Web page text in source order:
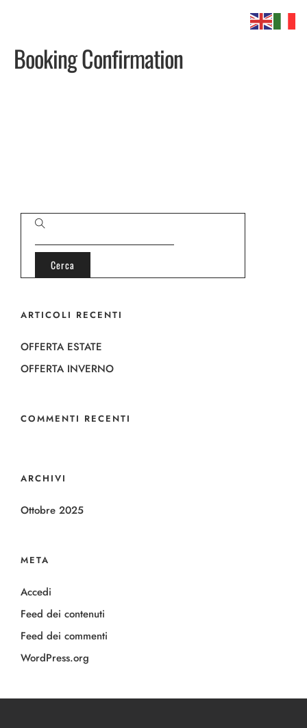
Booking Confirmation
ARTICOLI RECENTI
OFFERTA ESTATE
OFFERTA INVERNO
COMMENTI RECENTI
ARCHIVI
Ottobre 2025
META
Accedi
Feed dei contenuti
Feed dei commenti
WordPress.org